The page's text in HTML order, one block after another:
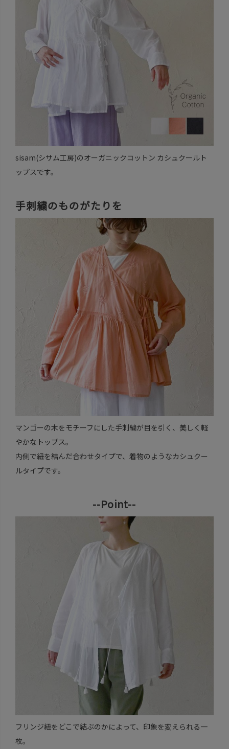
sisam(シサム工房)のオーガニックコットン カシュクールト
ップスです。
手刺繍のものがたりを
マンゴーの木をモチーフにした手刺繍が目を引く、美しく軽
やかなトップス。
内側で紐を結んだ合わせタイプで、着物のようなカシュクー
ルタイプです。
--Point--
フリンジ紐をどこで結ぶのかによって、印象を変えられる一
枚。